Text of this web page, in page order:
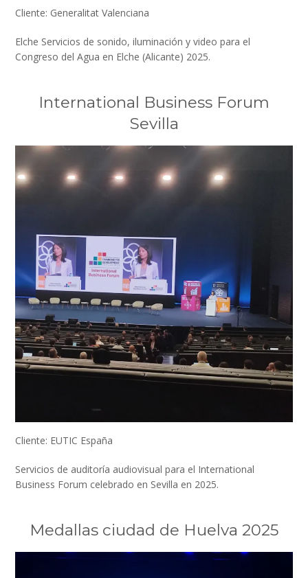
Cliente: Generalitat Valenciana
Elche Servicios de sonido, iluminación y video para el
Congreso del Agua en Elche (Alicante) 2025.
International Business Forum
Sevilla
Cliente: EUTIC España
Servicios de auditoría audiovisual para el International
Business Forum celebrado en Sevilla en 2025.
Medallas ciudad de Huelva 2025